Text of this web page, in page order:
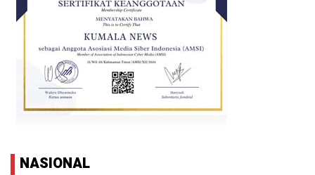
NASIONAL